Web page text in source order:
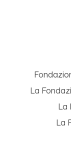
La
La
La